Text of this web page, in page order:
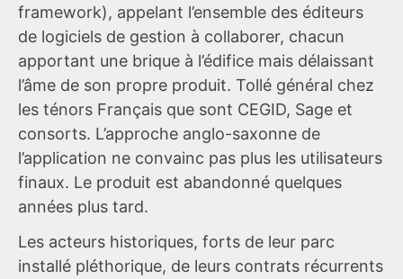
framework), appelant l’ensemble des éditeurs
de logiciels de gestion à collaborer, chacun
apportant une brique à l’édifice mais délaissant
l’âme de son propre produit. Tollé général chez
les ténors Français que sont CEGID, Sage et
consorts. L’approche anglo-saxonne de
l’application ne convainc pas plus les utilisateurs
finaux. Le produit est abandonné quelques
années plus tard.
Les acteurs historiques, forts de leur parc
installé pléthorique, de leurs contrats récurrents